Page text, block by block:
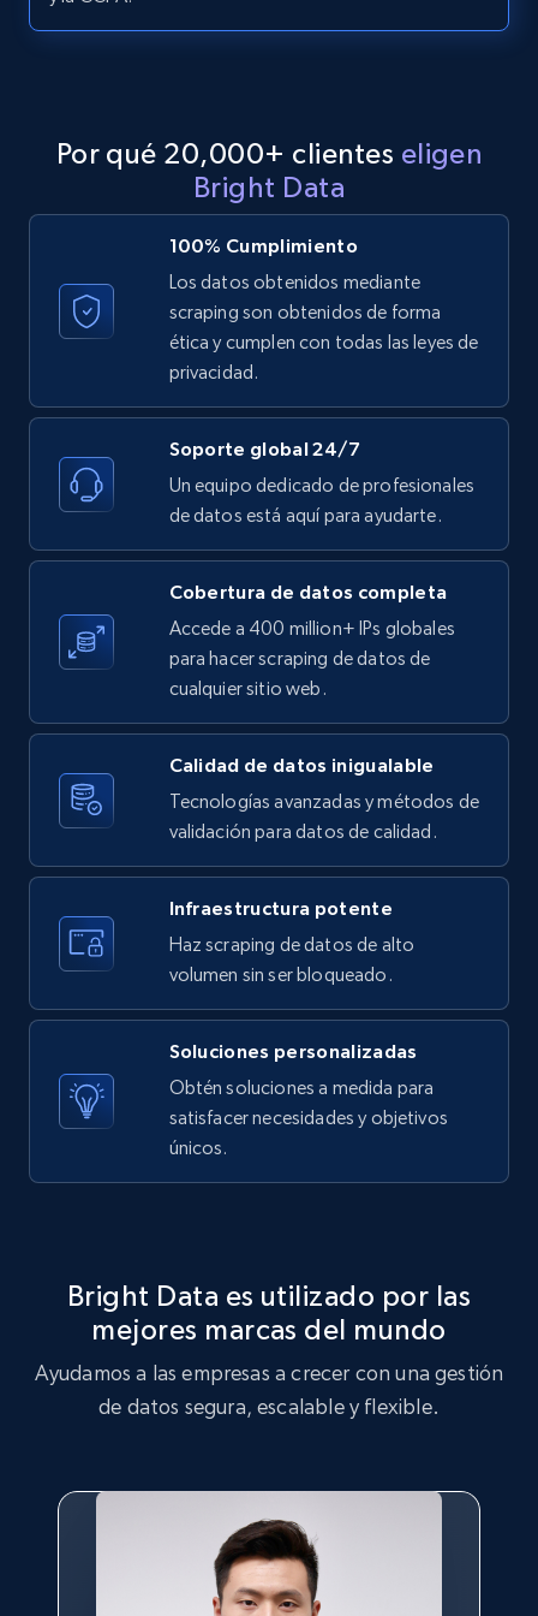
text, Date posted, and more.
11.3K+ 1.5K+ Prueba gratuita
LinkedIn posts - Discover new posts
URL, ID, User id, Use url, Title, Headline, Post
11.3K+ 1.5K+ Prueba gratuita
X (formerly Twitter) - Posts
ID, User posted, Name, Description, Date
posted, Photos, URL, Quoted post, and more.
10.4K+ 1.2K+ Prueba gratuita
ID, User posted, Name, Description, Date
posted, Photos, URL, Quoted post, and more.
10.4K+ 1.2K+ Prueba gratuita
X (formerly Twitter) - Posts - Getting x
10.4K+ 1.2K+ Prueba gratuita
TikTok - Profiles
Like engagement rate, Bio link, Predicted lang,
963+ Prueba gratuita
Por qué 20,000+ clientes eligen
Bright Data
100% Cumplimiento
Los datos obtenidos mediante
scraping son obtenidos de forma
ética y cumplen con todas las leyes de
privacidad.
Soporte global 24/7
Un equipo dedicado de profesionales
de datos está aquí para ayudarte.
Cobertura de datos completa
Accede a 400 million+ IPs globales
para hacer scraping de datos de
cualquier sitio web.
Calidad de datos inigualable
Tecnologías avanzadas y métodos de
validación para datos de calidad.
Infraestructura potente
Haz scraping de datos de alto
volumen sin ser bloqueado.
Soluciones personalizadas
Obtén soluciones a medida para
satisfacer necesidades y objetivos
únicos.
Bright Data es utilizado por las
mejores marcas del mundo
Ayudamos a las empresas a crecer con una gestión
de datos segura, escalable y flexible.